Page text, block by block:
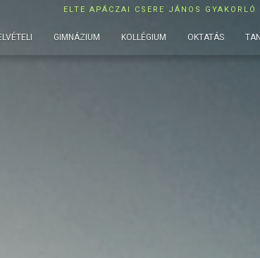
ELTE APÁCZAI CSERE JÁNOS
GIMNÁZIUM KOLLÉGIUM OKTATÁS